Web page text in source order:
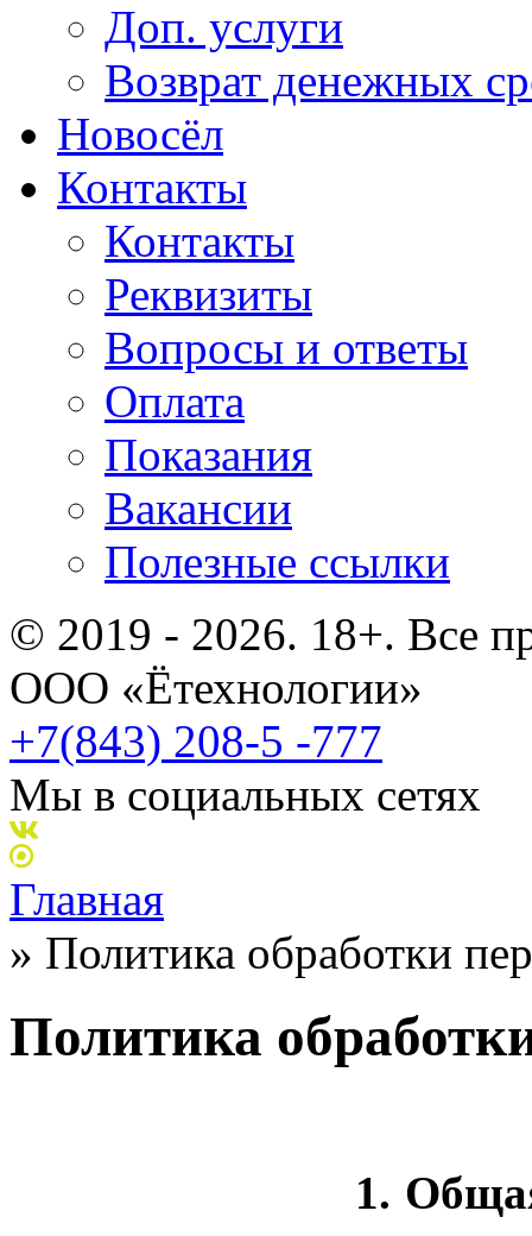
Доп. услуги
Возврат денежных
Новосёл
Контакты
Контакты
Реквизиты
Вопросы и ответы
Оплата
Показания
Вакансии
Полезные ссылки
© 2019 - 2026. 18+. Все
ООО «Ётехнологии»
+7(843) 208-5 -777
Мы в социальных сетях
Главная
» Политика обработки
Политика
1.